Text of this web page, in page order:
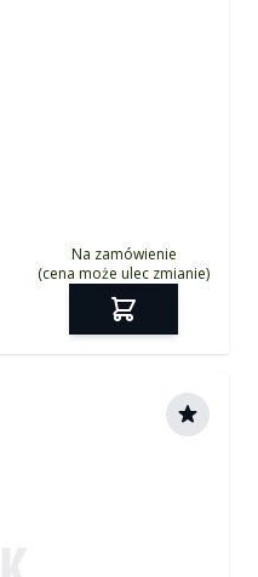
Na zamówienie
(cena może ulec zmianie)